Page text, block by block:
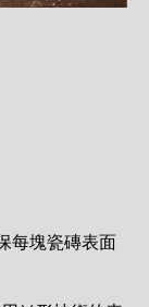
每塊瓷磚表面